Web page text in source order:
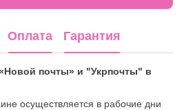
Оплата Гарантия
почты» и "Укрпочты" в
осуществляется в рабочие дни